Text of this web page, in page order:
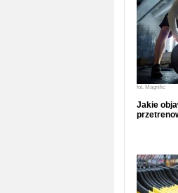
fot. Magnific
Jakie